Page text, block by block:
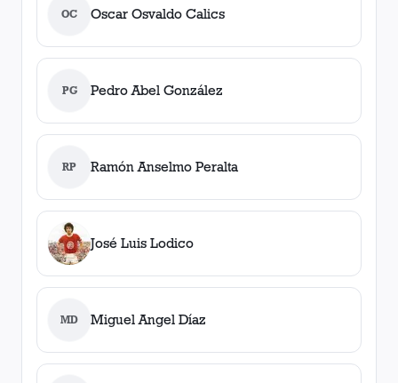
OC Oscar Osvaldo Calics
PG Pedro Abel González
RP Ramón Anselmo Peralta
José Luis Lodico
MD Miguel Angel Díaz